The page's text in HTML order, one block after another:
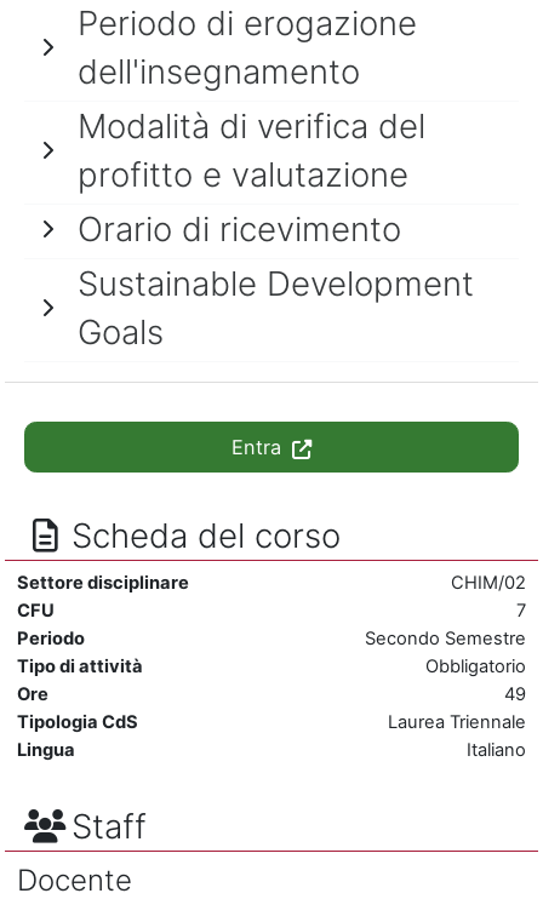
Periodo di erogazione
dell'insegnamento
Modalità di verifica del
profitto e valutazione
Orario di ricevimento
Sustainable Development
Goals
Entra
Scheda del corso
Settore disciplinare
CHIM/02
CFU
7
Periodo
Secondo Semestre
Tipo di attività
Obbligatorio
Ore
49
Tipologia CdS
Laurea Triennale
Lingua
Italiano
Staff
Docente